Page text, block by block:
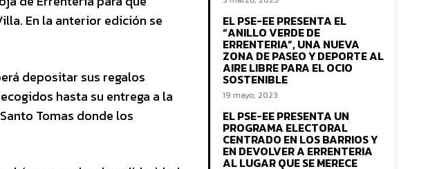
En la anterior edición se
depositar sus regalos
hasta su entrega a la
Tomas donde los
EL PSE-EE PRESENTA EL
“ANILLO VERDE DE
ERRENTERIA”, UNA NUEVA
ZONA DE PASEO Y DEPORTE AL
AIRE LIBRE PARA EL OCIO
SOSTENIBLE
19 mayo, 2023
EL PSE-EE PRESENTA UN
PROGRAMA ELECTORAL
CENTRADO EN LOS BARRIOS Y
EN DEVOLVER A ERRENTERIA
AL LUGAR QUE SE MERECE